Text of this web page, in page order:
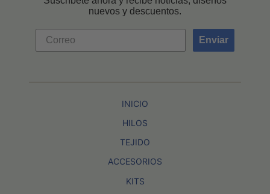
nuevos y descuentos.
Enviar
INICIO
HILOS
TEJIDO
ACCESORIOS
KITS